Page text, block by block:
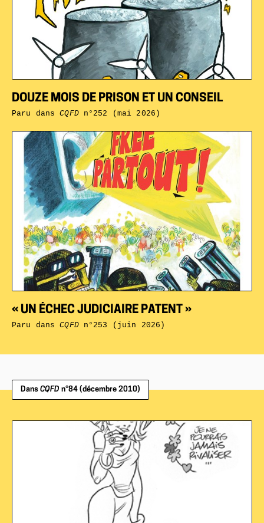
« UN ÉCHEC JUDICIAIRE PATENT »
Paru dansCQFDn°253 (juin 2026)
DOUZE MOIS DE PRISON ET UN CONSEIL
Paru dansCQFDn°252 (mai 2026)
Dans CQFD n°84 (décembre 2010)